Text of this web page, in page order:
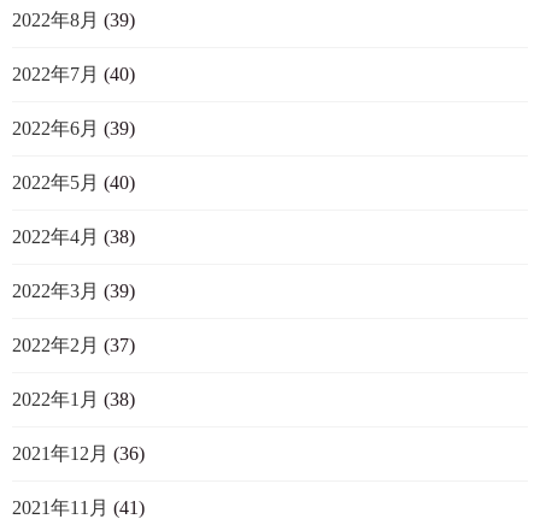
2022年8月 (39)
2022年7月 (40)
2022年6月 (39)
2022年5月 (40)
2022年4月 (38)
2022年3月 (39)
2022年2月 (37)
2022年1月 (38)
2021年12月 (36)
2021年11月 (41)